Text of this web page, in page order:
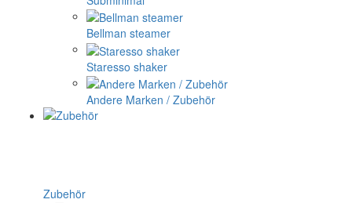
Bellman steamer
Staresso shaker
Andere Marken / Zubehör
Zubehör